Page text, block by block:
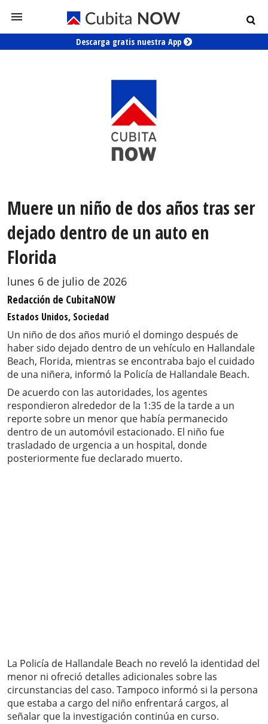
Descarga gratis nuestra App
Muere un niño de dos años tras ser
dejado dentro de un auto en
Florida
lunes 6 de julio de 2026
Redacción de CubitaNOW
Estados Unidos, Sociedad
Un niño de dos años murió el domingo después de
haber sido dejado dentro de un vehículo en Hallandale
Beach, Florida, mientras se encontraba bajo el cuidado
de una niñera, informó la Policía de Hallandale Beach.
De acuerdo con las autoridades, los agentes
respondieron alrededor de la 1:35 de la tarde a un
reporte sobre un menor que había permanecido
dentro de un automóvil estacionado. El niño fue
trasladado de urgencia a un hospital, donde
posteriormente fue declarado muerto.
La Policía de Hallandale Beach no reveló la identidad del
menor ni ofreció detalles adicionales sobre las
circunstancias del caso. Tampoco informó si la persona
que estaba a cargo del niño enfrentará cargos, al
señalar que la investigación continúa en curso.